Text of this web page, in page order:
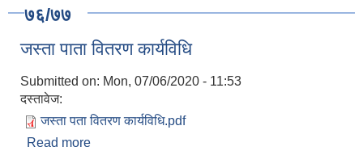
७६/७७
जस्ता पाता वितरण कार्यविधि
Submitted on: Mon, 07/06/2020 - 11:53
दस्तावेज:
जस्ता पता वितरण कार्यविधि.pdf
Read more